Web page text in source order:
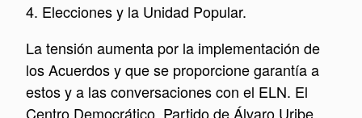
4. Elecciones y la Unidad Popular.
La tensión aumenta por la implementación de
los Acuerdos y que se proporcione garantía a
estos y a las conversaciones con el ELN. El
Centro Democrático, Partido de Álvaro Uribe